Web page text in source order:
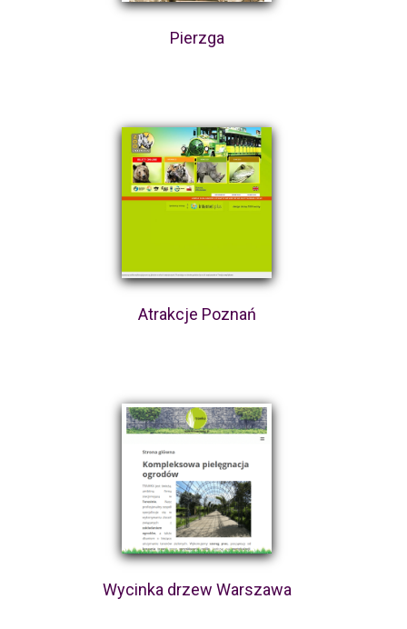
Pierzga
Atrakcje Poznań
Wycinka drzew Warszawa